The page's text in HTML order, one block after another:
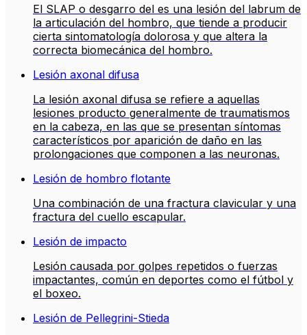
El SLAP o desgarro del es una lesión del labrum de
la articulación del hombro, que tiende a producir
cierta sintomatología dolorosa y que altera la
correcta biomecánica del hombro.
Lesión axonal difusa
La lesión axonal difusa se refiere a aquellas
lesiones producto generalmente de traumatismos
en la cabeza, en las que se presentan síntomas
característicos por aparición de daño en las
prolongaciones que componen a las neuronas.
Lesión de hombro flotante
Una combinación de una fractura clavicular y una
fractura del cuello escapular.
Lesión de impacto
Lesión causada por golpes repetidos o fuerzas
impactantes, común en deportes como el fútbol y
el boxeo.
Lesión de Pellegrini-Stieda